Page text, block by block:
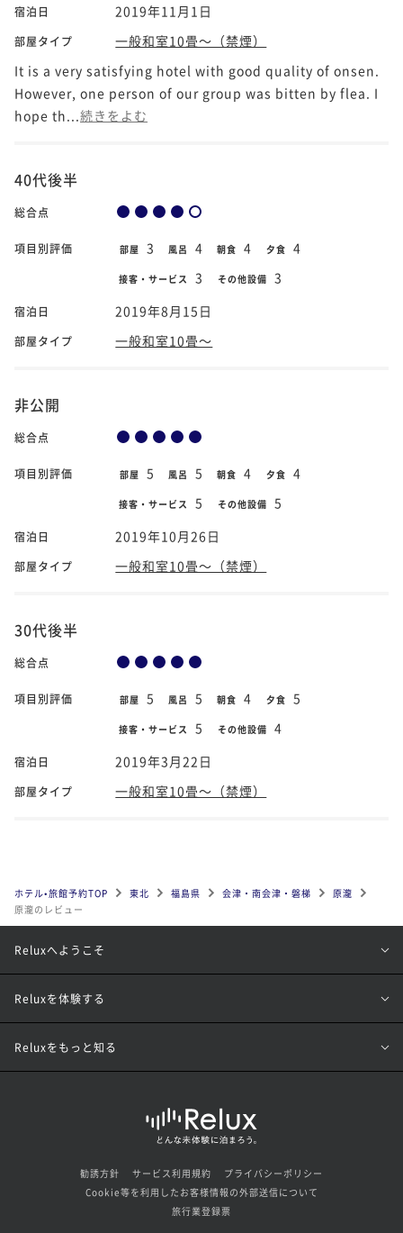
宿泊日 2019年11月1日
部屋タイプ
一般和室10畳～（禁煙）
It is a very satisfying hotel with good quality of onsen.
However, one person of our group was bitten by flea. I
hope th... 続きをよむ
40代後半
総合点
項目別評価 部屋 3 風呂 4 朝食 4 夕食 4
接客・サービス 3 その他設備 3
宿泊日 2019年8月15日
部屋タイプ 一般和室10畳～
非公開
総合点
項目別評価 部屋 5 風呂 5 朝食 4 夕食 4
接客・サービス 5 その他設備 5
宿泊日 2019年10月26日
部屋タイプ 一般和室10畳～（禁煙）
30代後半
総合点
項目別評価 部屋 5 風呂 5 朝食 4 夕食 5
接客・サービス 5 その他設備 4
宿泊日 2019年3月22日
部屋タイプ 一般和室10畳～（禁煙）
ホテル•旅館予約TOP 東北 福島県 会津・南会津・磐梯
原瀧
原瀧のレビュー
Reluxへようこそ
Reluxを体験する
Reluxをもっと知る
勧誘方針 サービス利用規約
プライバシーポリシー
Cookie等を利用したお客様情報の外部送信について
旅行業登録票